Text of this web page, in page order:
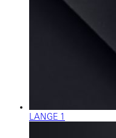
LANGE 1